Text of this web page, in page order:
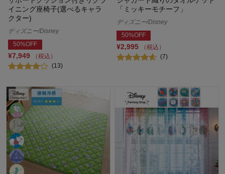
イニング座椅子(選べるキャラ
クター)
ディズニー/Disney
50%OFF
¥7,949
（税込）
(13)
「ミッキーモチーフ」
ディズニー/Disney
50%OFF
¥2,995
（税込）
(7)